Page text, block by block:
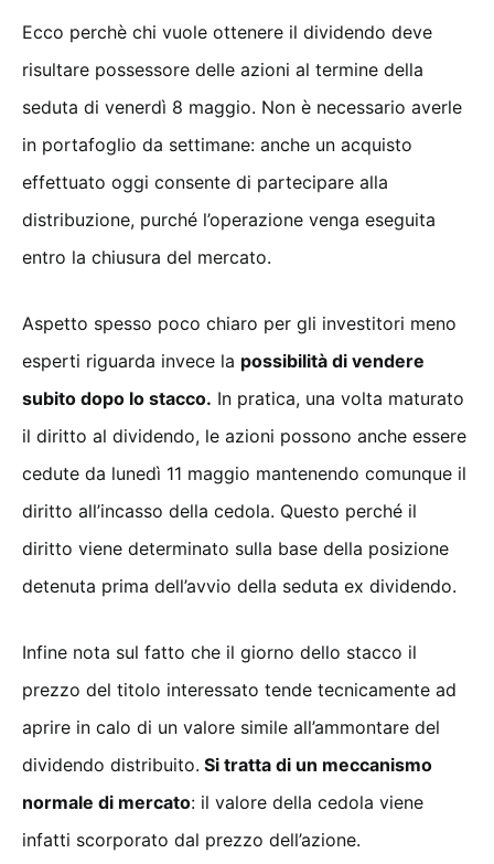
Ecco perchè chi vuole ottenere il dividendo deve
risultare possessore delle azioni al termine della
seduta di venerdì 8 maggio. Non è necessario averle
in portafoglio da settimane: anche un acquisto
effettuato oggi consente di partecipare alla
distribuzione, purché l’operazione venga eseguita
entro la chiusura del mercato.
Aspetto spesso poco chiaro per gli investitori meno
esperti riguarda invece la possibilità di vendere
subito dopo lo stacco. In pratica, una volta maturato
il diritto al dividendo, le azioni possono anche essere
cedute da lunedì 11 maggio mantenendo comunque il
diritto all’incasso della cedola. Questo perché il
diritto viene determinato sulla base della posizione
detenuta prima dell’avvio della seduta ex dividendo.
Infine nota sul fatto che il giorno dello stacco il
prezzo del titolo interessato tende tecnicamente ad
aprire in calo di un valore simile all’ammontare del
dividendo distribuito. Si tratta di un meccanismo
normale di mercato: il valore della cedola viene
infatti scorporato dal prezzo dell’azione.